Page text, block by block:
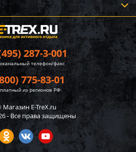
287-3-001
телефон/факс
775-83-01
из регионов РФ
Магазин E-TreX.ru
- Все права защищены